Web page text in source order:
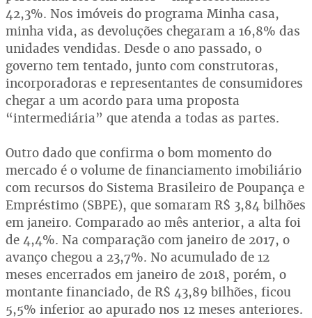
42,3%. Nos imóveis do programa Minha casa,
minha vida, as devoluções chegaram a 16,8% das
unidades vendidas. Desde o ano passado, o
governo tem tentado, junto com construtoras,
incorporadoras e representantes de consumidores
chegar a um acordo para uma proposta
“intermediária” que atenda a todas as partes.
Outro dado que confirma o bom momento do
mercado é o volume de financiamento imobiliário
com recursos do Sistema Brasileiro de Poupança e
Empréstimo (SBPE), que somaram R$ 3,84 bilhões
em janeiro. Comparado ao mês anterior, a alta foi
de 4,4%. Na comparação com janeiro de 2017, o
avanço chegou a 23,7%. No acumulado de 12
meses encerrados em janeiro de 2018, porém, o
montante financiado, de R$ 43,89 bilhões, ficou
5,5% inferior ao apurado nos 12 meses anteriores.